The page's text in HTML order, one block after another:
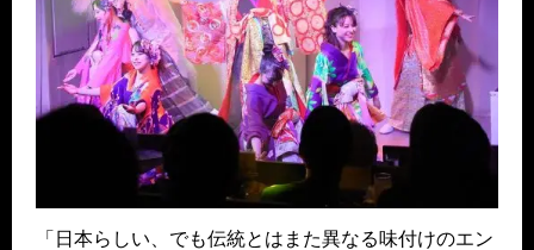
「日本らしい、でも伝統とはまた異なる味付けのエン